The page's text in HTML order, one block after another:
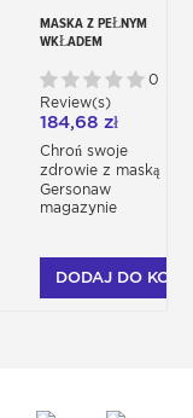
MASKA Z PEŁNYM
WKŁADEM
UŻYTKU
0
Review(s)
184,68 zł
Chroń swoje
zdrowie z maską
Gersonaw
magazynie
DODAJ DO